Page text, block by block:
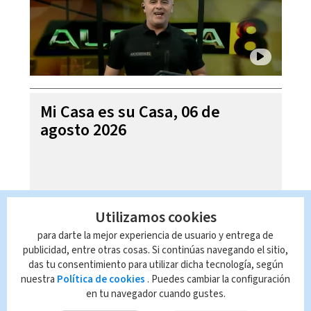
Mi Casa es su Casa, 06 de
agosto 2026
Utilizamos cookies
para darte la mejor experiencia de usuario y entrega de
publicidad, entre otras cosas. Si continúas navegando el sitio,
das tu consentimiento para utilizar dicha tecnología, según
nuestra Política de cookies . Puedes cambiar la configuración
en tu navegador cuando gustes.